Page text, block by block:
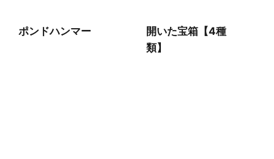
ポンドハンマー
開いた宝箱【4種
類】